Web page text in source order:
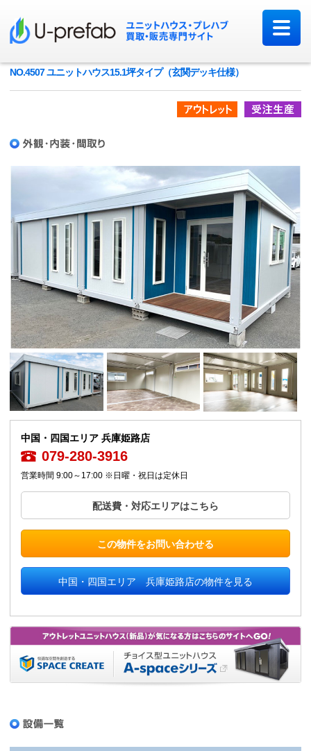
NO.4507 ユニットハウス15.1坪タイプ（玄関デッキ仕様）
アウトレット品
中国・四国エリア 兵庫姫路店
079-280-3916
営業時間 9:00～17:00 ※日曜・祝日は定休日
配送費・対応エリアはこちら
この物件をお問い合わせる
中国・四国エリア 兵庫姫路店の物件を見る